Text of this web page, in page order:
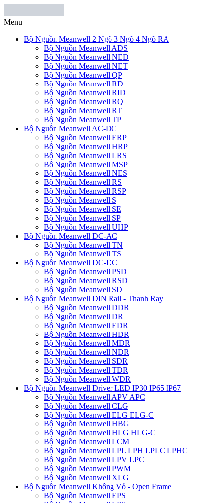
Menu
Bộ Nguồn Meanwell 2 Ngõ 3 Ngõ 4 Ngõ RA
Bộ Nguồn Meanwell ADS
Bộ Nguồn Meanwell NED
Bộ Nguồn Meanwell NET
Bộ Nguồn Meanwell QP
Bộ Nguồn Meanwell RD
Bộ Nguồn Meanwell RID
Bộ Nguồn Meanwell RQ
Bộ Nguồn Meanwell RT
Bộ Nguồn Meanwell TP
Bộ Nguồn Meanwell AC-DC
Bộ Nguồn Meanwell ERP
Bộ Nguồn Meanwell HRP
Bộ Nguồn Meanwell LRS
Bộ Nguồn Meanwell MSP
Bộ Nguồn Meanwell NES
Bộ Nguồn Meanwell RS
Bộ Nguồn Meanwell RSP
Bộ Nguồn Meanwell S
Bộ Nguồn Meanwell SE
Bộ Nguồn Meanwell SP
Bộ Nguồn Meanwell UHP
Bộ Nguồn Meanwell DC-AC
Bộ Nguồn Meanwell TN
Bộ Nguồn Meanwell TS
Bộ Nguồn Meanwell DC-DC
Bộ Nguồn Meanwell PSD
Bộ Nguồn Meanwell RSD
Bộ Nguồn Meanwell SD
Bộ Nguồn Meanwell DIN Rail - Thanh Ray
Bộ Nguồn Meanwell DDR
Bộ Nguồn Meanwell DR
Bộ Nguồn Meanwell EDR
Bộ Nguồn Meanwell HDR
Bộ Nguồn Meanwell MDR
Bộ Nguồn Meanwell NDR
Bộ Nguồn Meanwell SDR
Bộ Nguồn Meanwell TDR
Bộ Nguồn Meanwell WDR
Bộ Nguồn Meanwell Driver LED IP30 IP65 IP67
Bộ Nguồn Meanwell APV APC
Bộ Nguồn Meanwell CLG
Bộ Nguồn Meanwell ELG ELG-C
Bộ Nguồn Meanwell HBG
Bộ Nguồn Meanwell HLG HLG-C
Bộ Nguồn Meanwell LCM
Bộ Nguồn Meanwell LPL LPH LPLC LPHC
Bộ Nguồn Meanwell LPV LPC
Bộ Nguồn Meanwell PWM
Bộ Nguồn Meanwell XLG
Bộ Nguồn Meanwell Không Vỏ - Open Frame
Bộ Nguồn Meanwell EPS